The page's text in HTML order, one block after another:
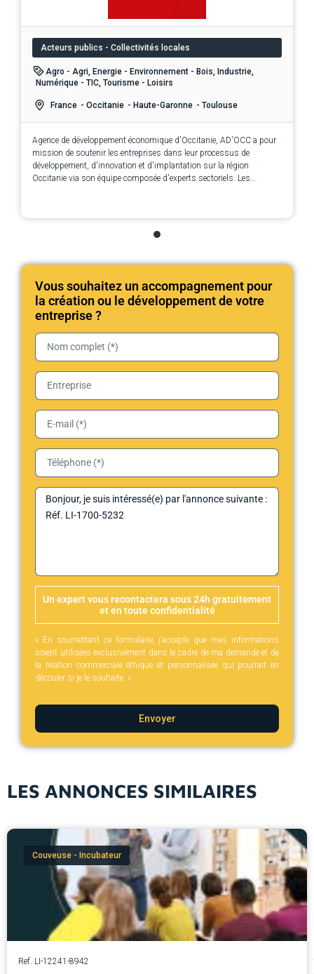
Acteurs publics - Collectivités locales
Agro - Agri, Energie - Environnement - Bois, Industrie,
Numérique - TIC, Tourisme - Loisirs
France - Occitanie - Haute-Garonne - Toulouse
Agence de développement économique d'Occitanie, AD'OCC a pour
mission de soutenir les entreprises dans leur processus de
développement, d'innovation et d'implantation sur la région
Occitanie via son équipe composée d'experts sectoriels. Les
Vous souhaitez un accompagnement pour
la création ou le développement de votre
entreprise ?
Un expert vous recontactera sous 24h gratuitement
et en toute confidentialité
« En soumettant ce formulaire, j’accepte que mes informations
soient utilisées exclusivement dans le cadre de ma demande et de
la relation commerciale éthique et personnalisée qui pourrait en
découler si je le souhaite. »
Envoyer
LES ANNONCES SIMILAIRES
Couveuse - Incubateur
Ref. LI-12241-8942